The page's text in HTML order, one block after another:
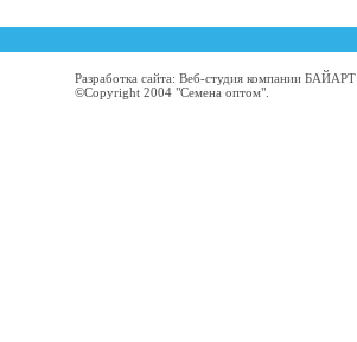
Разработка сайта: Веб-студия компании БАЙАРТ
©Copyright 2004 "Семена оптом".